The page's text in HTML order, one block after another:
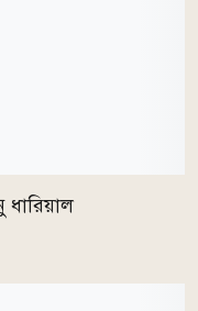
ধারিয়াল